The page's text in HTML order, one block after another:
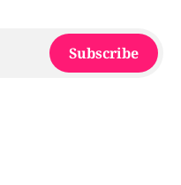
Subscribe